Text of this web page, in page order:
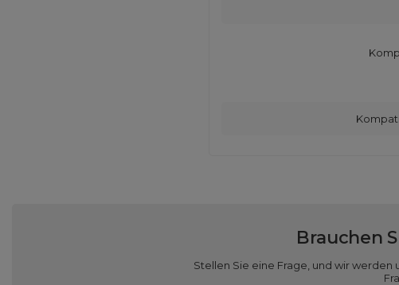
Brauchen
Stellen Sie eine Frage, und wir